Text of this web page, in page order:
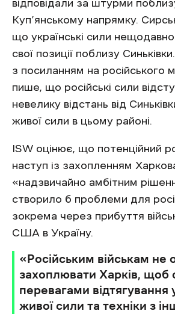
відповідали за штурми
Куп’янському напрямку.
що українські сили
свої позиції поблизу
з посиланням на російського
пише, що російські сили
невелику відстань від
живої сили в цьому районі.
ISW оцінює, що потенційний
наступ із захопленням
«надзвичайно амбітним
створило б проблеми для
зокрема через прибуття
США в Україну.
«Російським військам не
захоплювати Харків, щоб
перевагами відтягування
живої сили та техніки з